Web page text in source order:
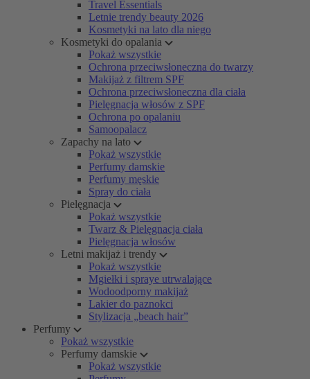
Travel Essentials
Letnie trendy beauty 2026
Kosmetyki na lato dla niego
Kosmetyki do opalania
Pokaż wszystkie
Ochrona przeciwsłoneczna do twarzy
Makijaż z filtrem SPF
Ochrona przeciwsłoneczna dla ciała
Pielęgnacja włosów z SPF
Ochrona po opalaniu
Samoopalacz
Zapachy na lato
Pokaż wszystkie
Perfumy damskie
Perfumy męskie
Spray do ciała
Pielęgnacja
Pokaż wszystkie
Twarz & Pielęgnacja ciała
Pielęgnacja włosów
Letni makijaż i trendy
Pokaż wszystkie
Mgiełki i spraye utrwalające
Wodoodporny makijaż
Lakier do paznokci
Stylizacja „beach hair”
Perfumy
Pokaż wszystkie
Perfumy damskie
Pokaż wszystkie